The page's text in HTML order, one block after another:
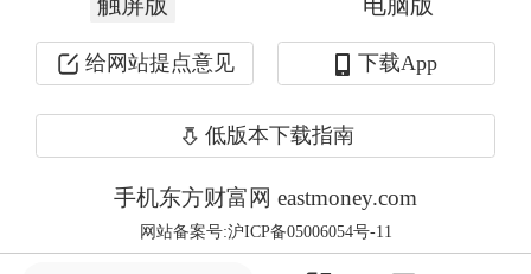
与决策支持，公司决定引入在半导体业
务领域具有深厚专业背景与丰富实践经
验的人员进入董事会。
公告显示，闻泰科技提名了杨沐、庄伟
为公司新任非独立董事候选人，并由职
电脑版
给网站提点意见 下载App
低版本下载指南
手机东方财富网 eastmoney.com
网站备案号:沪ICP备05006054号-11